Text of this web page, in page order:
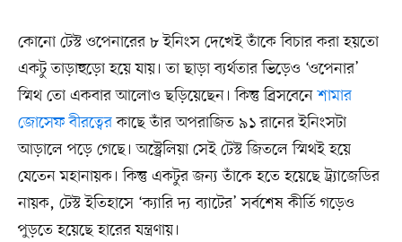
কোনো টেস্ট ওপেনারের ৮ ইনিংস দেখেই তাঁকে বিচার করা হয়তো
একটু তাড়াহুড়ো হয়ে যায়। তা ছাড়া ব্যর্থতার ভিড়েও ‘ওপেনার’
স্মিথ তো একবার আলোও ছড়িয়েছেন। কিন্তু ব্রিসবেনেশামার
জোসেফ বীরত্বেরকাছে তাঁর অপরাজিত ৯১ রানের ইনিংসটা
আড়ালে পড়ে গেছে। অস্ট্রেলিয়া সেই টেস্ট জিতলে স্মিথই হয়ে
যেতেন মহানায়ক। কিন্তু একটুর জন্য তাঁকে হতে হয়েছে ট্র্যাজেডির
নায়ক, টেস্ট ইতিহাসে ‘ক্যারি দ্য ব্যাটের’ সর্বশেষ কীর্তি গড়েও
পুড়তে হয়েছে হারের যন্ত্রণায়।